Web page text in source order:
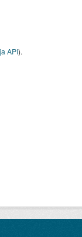
API).